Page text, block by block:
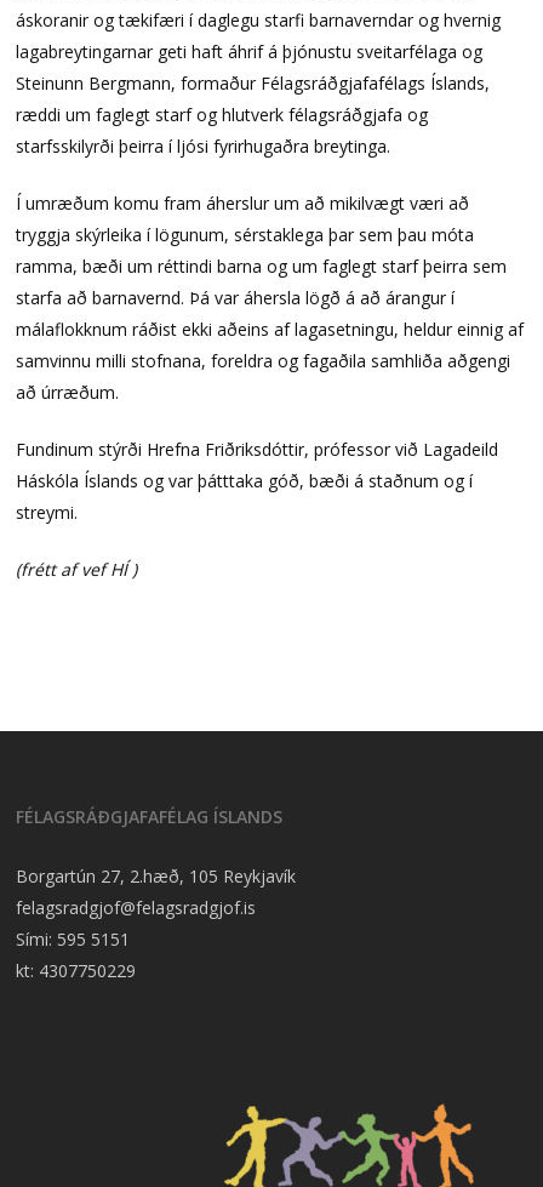
áskoranir og tækifæri í daglegu starfi barnaverndar og hvernig
lagabreytingarnar geti haft áhrif á þjónustu sveitarfélaga og
Steinunn Bergmann, formaður Félagsráðgjafafélags Íslands,
ræddi um faglegt starf og hlutverk félagsráðgjafa og
starfsskilyrði þeirra í ljósi fyrirhugaðra breytinga.
Í umræðum komu fram áherslur um að mikilvægt væri að
tryggja skýrleika í lögunum, sérstaklega þar sem þau móta
ramma, bæði um réttindi barna og um faglegt starf þeirra sem
starfa að barnavernd. Þá var áhersla lögð á að árangur í
málaflokknum ráðist ekki aðeins af lagasetningu, heldur einnig af
samvinnu milli stofnana, foreldra og fagaðila samhliða aðgengi
að úrræðum.
Fundinum stýrði Hrefna Friðriksdóttir, prófessor við Lagadeild
Háskóla Íslands og var þátttaka góð, bæði á staðnum og í
streymi.
(frétt af vef HÍ )
FÉLAGSRÁÐGJAFAFÉLAG ÍSLANDS
Borgartún 27, 2.hæð, 105 Reykjavík
felagsradgjof@felagsradgjof.is
Sími: 595 5151
kt: 4307750229